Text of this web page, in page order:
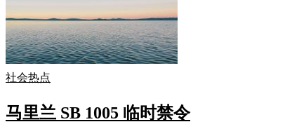
社会热点
马里兰 SB 1005 临时禁令